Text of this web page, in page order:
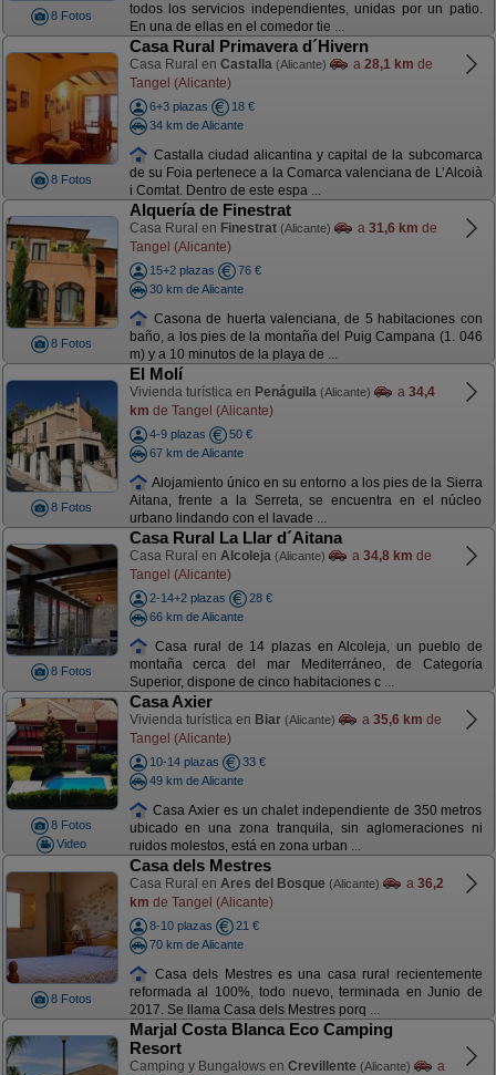
8 Fotos
todos los servicios independientes, unidas por un patio.
En una de ellas en el comedor tie ...
8 Fotos
Casa Rural Primavera d´Hivern
Casa Rural en Castalla (Alicante) a 28,1 km de
Tangel (Alicante)
6+3 plazas
18 €
34 km de Alicante
Castalla ciudad alicantina y capital de la subcomarca
de su Foia pertenece a la Comarca valenciana de L’Alcoià
i Comtat. Dentro de este espa ...
8 Fotos
Alquería de Finestrat
Casa Rural en Finestrat (Alicante) a 31,6 km de
Tangel (Alicante)
15+2 plazas
76 €
30 km de Alicante
Casona de huerta valenciana, de 5 habitaciones con
baño, a los pies de la montaña del Puig Campana (1. 046
m) y a 10 minutos de la playa de ...
8 Fotos
El Molí
Vivienda turística en Penáguila (Alicante) a 34,4
km de Tangel (Alicante)
4-9 plazas
50 €
67 km de Alicante
Alojamiento único en su entorno a los pies de la Sierra
Aitana, frente a la Serreta, se encuentra en el núcleo
urbano lindando con el lavade ...
8 Fotos
Casa Rural La Llar d´Aitana
Casa Rural en Alcoleja (Alicante) a 34,8 km de
Tangel (Alicante)
2-14+2 plazas
28 €
66 km de Alicante
Casa rural de 14 plazas en Alcoleja, un pueblo de
montaña cerca del mar Mediterráneo, de Categoría
Superior, dispone de cinco habitaciones c ...
8 Fotos
Video
Casa Axier
Vivienda turística en Biar (Alicante) a 35,6 km de
Tangel (Alicante)
10-14 plazas
33 €
49 km de Alicante
Casa Axier es un chalet independiente de 350 metros
ubicado en una zona tranquila, sin aglomeraciones ni
ruidos molestos, está en zona urban ...
8 Fotos
Casa dels Mestres
Casa Rural en Ares del Bosque (Alicante) a 36,2
km de Tangel (Alicante)
8-10 plazas
21 €
70 km de Alicante
Casa dels Mestres es una casa rural recientemente
reformada al 100%, todo nuevo, terminada en Junio de
2017. Se llama Casa dels Mestres porq ...
Marjal Costa Blanca Eco Camping
Resort
Camping y Bungalows en Crevillente (Alicante)
a